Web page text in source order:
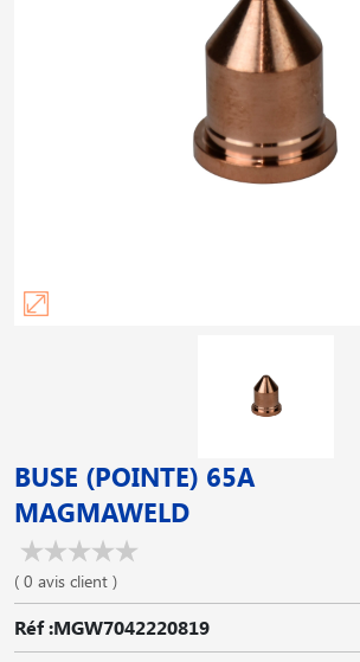
BUSE (POINTE) 65A
MAGMAWELD
( 0 avis client )
Réf :MGW7042220819